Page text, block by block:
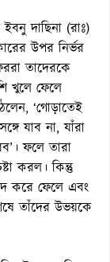
দাছিনা (রাঃ)
উপর নির্ভর
তাদেরকে
খুলে ফেলে
‘গোড়াতেই
যাব না, যাঁরা
ফলে তারা
করল। কিন্তু
করে ফেলে এবং
তাঁদের উভয়কে